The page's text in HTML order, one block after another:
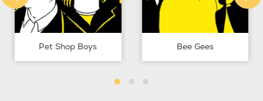
Pet Shop Boys Bee Gees